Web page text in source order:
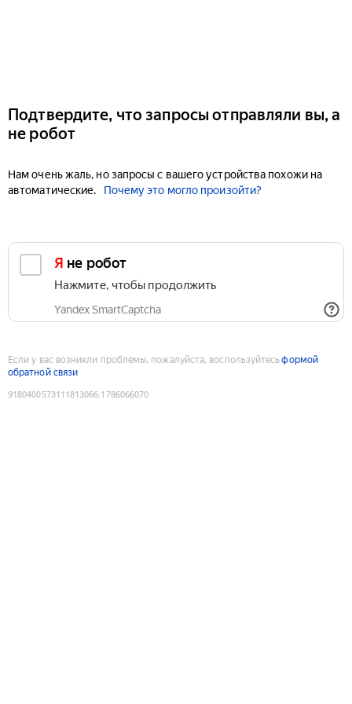
Подтвердите, что запросы отправляли вы, а
не робот
Нам очень жаль, но запросы с вашего устройства похожи на
автоматические.
Почему это могло произойти?
Я не робот
Нажмите, чтобы продолжить
Yandex SmartCaptcha
Если у вас возникли проблемы, пожалуйста, воспользуйтесьформой
обратной связи
9180400573111813066:1786066070